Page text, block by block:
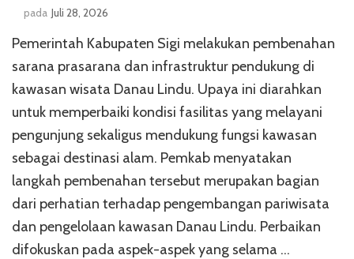
pada Juli 28, 2026
Pemerintah Kabupaten Sigi melakukan pembenahan
sarana prasarana dan infrastruktur pendukung di
kawasan wisata Danau Lindu. Upaya ini diarahkan
untuk memperbaiki kondisi fasilitas yang melayani
pengunjung sekaligus mendukung fungsi kawasan
sebagai destinasi alam. Pemkab menyatakan
langkah pembenahan tersebut merupakan bagian
dari perhatian terhadap pengembangan pariwisata
dan pengelolaan kawasan Danau Lindu. Perbaikan
difokuskan pada aspek-aspek yang selama …